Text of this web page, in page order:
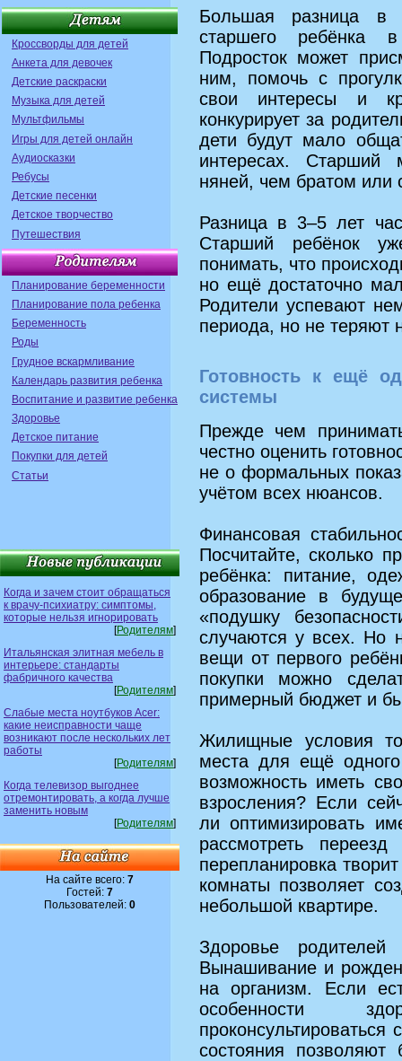
Кроссворды для детей
Анкета для девочек
Детские раскраски
Музыка для детей
Мультфильмы
Игры для детей онлайн
Аудиосказки
Ребусы
Детские песенки
Детское творчество
Путешествия
Планирование беременности
Планирование пола ребенка
Беременность
Роды
Грудное вскармливание
Календарь развития ребенка
Воспитание и развитие ребенка
Здоровье
Детское питание
Покупки для детей
Статьи
Когда и зачем стоит обращаться
к врачу-психиатру: симптомы,
которые нельзя игнорировать
[Родителям]
Итальянская элитная мебель в
интерьере: стандарты
фабричного качества
[Родителям]
Слабые места ноутбуков Acer:
какие неисправности чаще
возникают после нескольких лет
работы
[Родителям]
Когда телевизор выгоднее
отремонтировать, а когда лучше
заменить новым
[Родителям]
На сайте всего: 7
Гостей: 7
Пользователей: 0
Большая разница в
старшего ребёнка
Подросток может
ним, помочь с
свои интересы и
конкурирует за
дети будут мало
интересах. Старший
няней, чем братом или
Разница в 3–5 лет
Старший ребёнок
понимать, что
но ещё достаточно
Родители успевают
периода, но не теряют
Готовность к ещё
системы
Прежде чем
честно оценить
не о формальных
учётом всех нюансов.
Финансовая
Посчитайте, сколько
ребёнка: питание,
образование в
«подушку
случаются у всех. Но
вещи от первого
покупки можно
примерный бюджет и
Жилищные условия
места для ещё
возможность иметь
взросления? Если
ли оптимизировать
рассмотреть
перепланировка
комнаты позволяет
небольшой квартире.
Здоровье
Вынашивание и
на организм. Если
особенности
состояния позволяют